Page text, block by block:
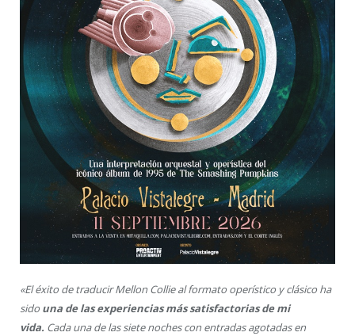
«El éxito de traducir Mellon Collie al formato operístico y clásico ha
sido una de las experiencias más satisfactorias de mi
vida. Cada una de las siete noches con entradas agotadas en